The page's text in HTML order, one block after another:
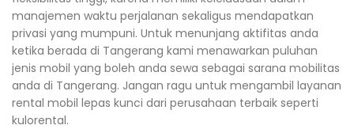
manajemen waktu perjalanan sekaligus mendapatkan
privasi yang mumpuni. Untuk menunjang aktifitas anda
ketika berada di Tangerang kami menawarkan puluhan
jenis mobil yang boleh anda sewa sebagai sarana mobilitas
anda di Tangerang. Jangan ragu untuk mengambil layanan
rental mobil lepas kunci dari perusahaan terbaik seperti
kulorental.